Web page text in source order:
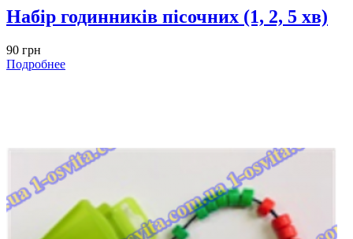
Набір годинників пісочних (1, 2, 5 хв)
90 грн
Подробнее